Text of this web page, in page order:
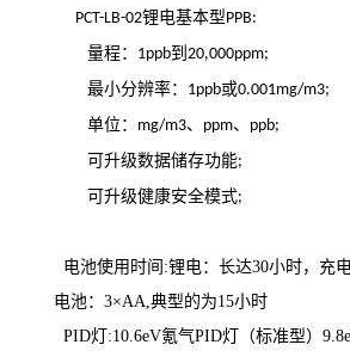
PCT-LB-02锂电基本型 PPB:
量程： 1ppb到 20,000ppm;
最小分辨率： 1ppb或0.001mg/m3;
单位： mg/m3、 ppm、 ppb;
可升级数据储存功能;
可升级健康安全模式;
电池使用时间:锂电：长达30小时，充
电池：3×AA,典型的为15小时
PID灯:10.6eV氪气PID灯（标准型）